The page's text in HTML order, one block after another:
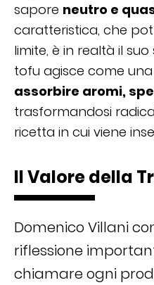
sapore neutro e
caratteristica, che
limite, è in realtà il
tofu agisce come
assorbire aromi,
trasformandosi
ricetta in cui viene
Il Valore della
Domenico Villani
riflessione
chiamare ogni